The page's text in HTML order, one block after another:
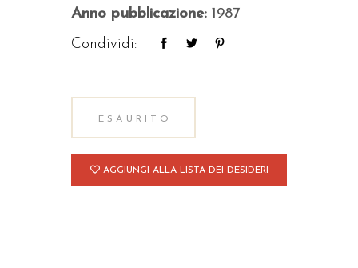
Anno pubblicazione: 1987
Condividi:
ESAURITO
AGGIUNGI ALLA LISTA DEI DESIDERI